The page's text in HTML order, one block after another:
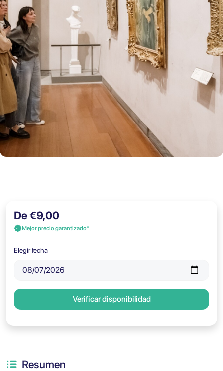
De €9,00
Mejor precio garantizado*
Elegir fecha
Verificar disponibilidad
Resumen